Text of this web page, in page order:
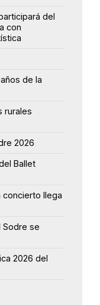
del
con
de la
rurales
2026
Ballet
concierto llega
Sodre se
2026 del